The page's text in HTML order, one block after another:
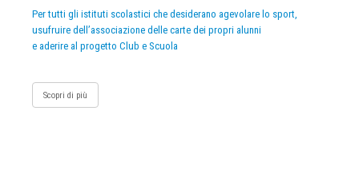
Per tutti gli istituti scolastici che desiderano agevolare lo sport,
usufruire dell’associazione delle carte dei propri alunni
e aderire al progetto Club e Scuola
Scopri di più